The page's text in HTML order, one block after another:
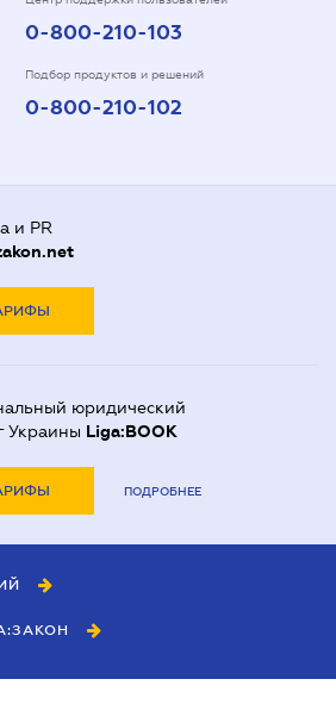
0-800-210-103
Подбор продуктов и решений
0-800-210-102
и PR
юридический
Украины Liga:BOOK
ПОДРОБНЕЕ